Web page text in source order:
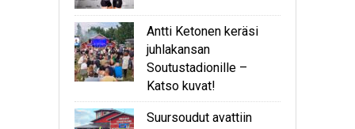
Antti Ketonen keräsi
juhlakansan
Soutustadionille –
Katso kuvat!
Suursoudut avattiin